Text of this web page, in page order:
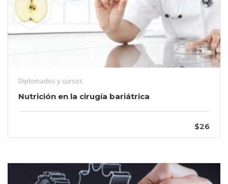
Diplomados y cursos
Nutrición en la cirugía bariátrica
$26